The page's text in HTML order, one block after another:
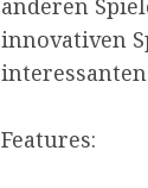
innovativen
Features: